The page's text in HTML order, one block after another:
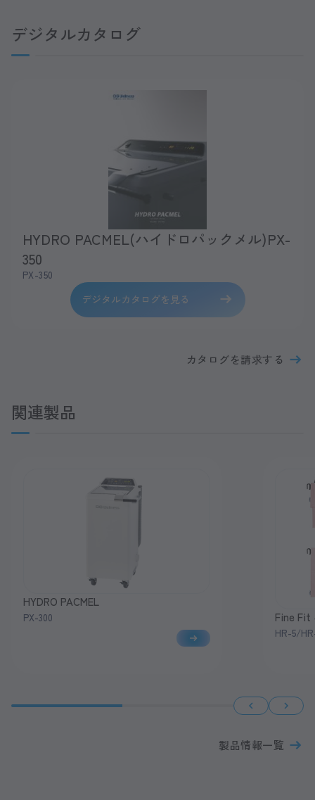
デジタルカタログ
HYDRO PACMEL(ハイドロパックメル)PX-
350
PX-350
デジタルカタログを見る
カタログを請求する
関連製品
HYDRO PACMEL
PX-300 Fine Fit
HR-5/
製品情報一覧